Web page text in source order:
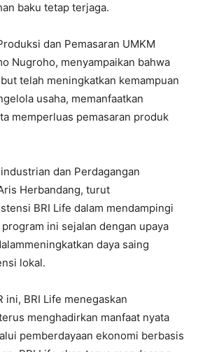
baku tetap terjaga.
dan Pemasaran UMKM
Nugroho, menyampaikan bahwa
telah meningkatkan kemampuan
usaha, memanfaatkan
memperluas pemasaran produk
dan Perdagangan
Herbandang, turut
BRI Life dalam mendampingi
ini sejalan dengan upaya
daya saing
lokal.
ini, BRI Life menegaskan
menghadirkan manfaat nyata
pemberdayaan ekonomi berbasis